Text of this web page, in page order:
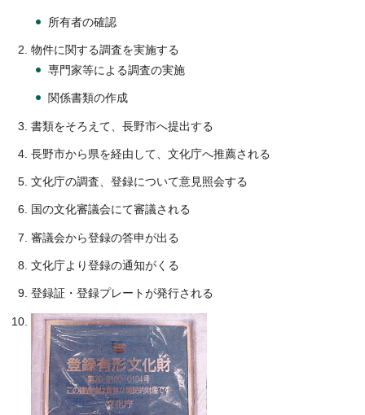
所有者の確認
物件に関する調査を実施する
専門家等による調査の実施
関係書類の作成
書類をそろえて、長野市へ提出する
長野市から県を経由して、文化庁へ推薦される
文化庁の調査、登録について意見照会する
国の文化審議会にて審議される
審議会から登録の答申が出る
文化庁より登録の通知がくる
登録証・登録プレートが発行される